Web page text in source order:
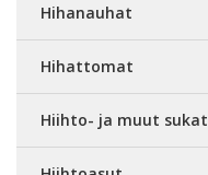
Hihanauhat
Hihattomat
Hiihto- ja muut sukat